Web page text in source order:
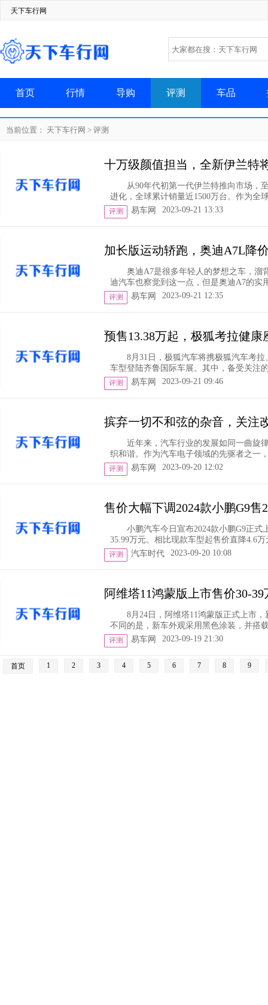
天下车行网
首页 行情 导购 评测 车品
当前位置： 天下车行网 > 评测
十万级颜值担当，全新伊兰特
从90年代初第一代伊兰特推向市场，
进化，全球累计销量近1500万台。作为全
评测 易车网 2023-09-21 13:33
加长版运动轿跑，奥迪A7L降
奥迪A7是很多年轻人的梦想之车，溜
迪汽车也察觉到这一点，但是奥迪A7的实
评测 易车网 2023-09-21 12:35
预售13.38万起，极狐考拉健康
8月31日，极狐汽车将携极狐汽车考
车型登陆齐鲁国际车展。其中，备受关注
评测 易车网 2023-09-21 09:46
摈弃一切不和弦的杂音，关注
近年来，汽车行业的发展如同一曲旋
织和谐。作为汽车电子领域的先驱者之一
评测 易车网 2023-09-20 12:02
售价大幅下调2024款小鹏G9售
小鹏汽车今日宣布2024款小鹏G9正式
35.99万元。相比现款车型起售价直降4.6
评测 汽车时代 2023-09-20 10:08
阿维塔11鸿蒙版上市售价30-39
8月24日，阿维塔11鸿蒙版正式上市
不同的是，新车外观采用黑色涂装，并搭
评测 易车网 2023-09-19 21:30
首页 1 2 3 4 5 6 7 8 9